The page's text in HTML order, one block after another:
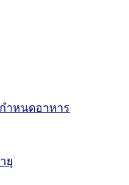
ำหนดอาหาร
ยุ